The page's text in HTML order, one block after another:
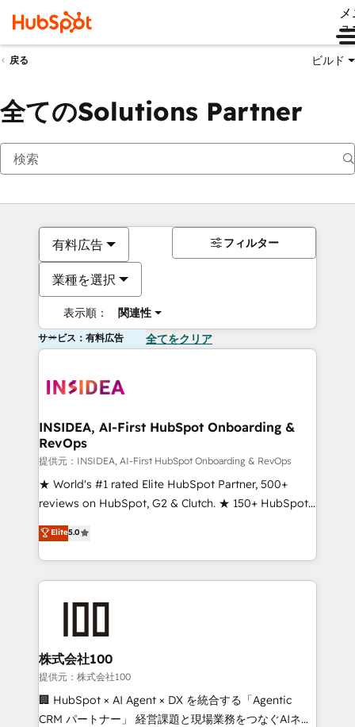
ュ
戻る ビルド
全てのSolutions Partner
有料広告
業種を選択
表示順： 関連性
フィルター
サービス：有料広告 全てをクリア
INSIDEA, AI-First HubSpot Onboarding &
RevOps
提供元：INSIDEA, AI-First HubSpot Onboarding & RevOps
★ World's #1 rated Elite HubSpot Partner, 500+
reviews on HubSpot, G2 & Clutch. ★ 150+ HubSpot
Certified Experts & Trainers across the team ★
1,500+ implementations across five continents ★ AI-
First, RevOps-led, Onboarding obsessed ★
Company of the Year 2024/25 INSIDEA helps
and build AI-powered workflows that drive adoption
from week one, in your time zone. What we do ➤
Onboarding: Live in weeks, with workflows built
around your business, not a template. ➤ Migration:
Move from any legacy CRM. Zero downtime, full data
Elite5.0
株式会社100
提供元：株式会社100
🏢 HubSpot × AI Agent × DX を統合する「Agentic
CRM パートナー」 経営課題と現場業務をつなぐAIネイ